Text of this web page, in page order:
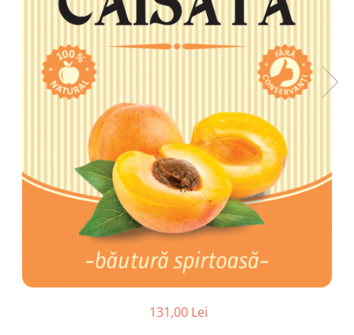
Plicuri de carton
Plicuri cu bule
Plicuri ecommerce
Pungi si sacose
Pungi curierat
Pungi coloane de aer
Pungi ziplock cu fermoar
Tuburi de carton
Separatoare carton si coltare
131,00 Lei